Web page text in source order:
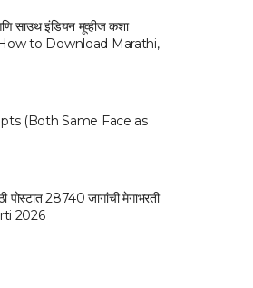
साउथ इंडियन मूव्हीज कशा
How to Download Marathi,
(Both Same Face as
पोस्टात 28740 जागांची मेगाभरती
2026